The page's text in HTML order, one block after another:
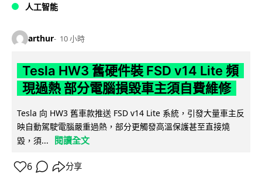
人工智能
arthur 10 小時
Tesla HW3 舊硬件裝 FSD v14 Lite 頻
現過熱 部分電腦損毀車主須自費維修
Tesla 向 HW3 舊車款推送 FSD v14 Lite 系統，引發大量車主反
映自動駕駛電腦嚴重過熱，部分更觸發高溫保護甚至直接燒
毀，須...
閱讀全文
6 分享